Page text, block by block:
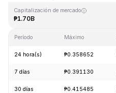
Capitalización de mercado
₱1.70B
Período Máximo
24 hora(s) ₱0.358652
7 días ₱0.391130
30 días ₱0.415485